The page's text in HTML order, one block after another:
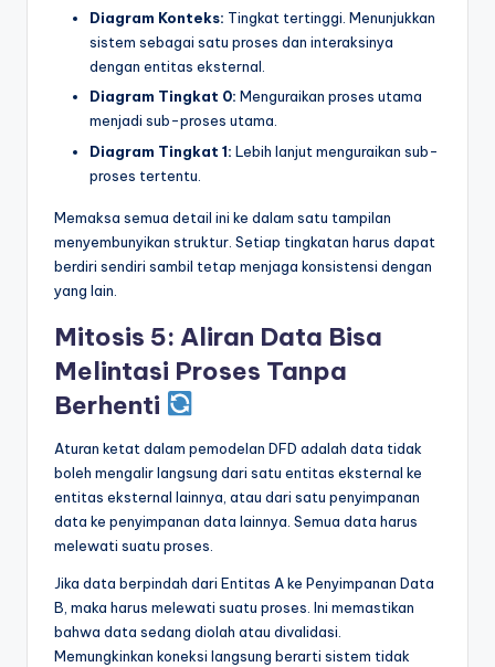
Diagram Konteks: Tingkat tertinggi. Menunjukkan
sistem sebagai satu proses dan interaksinya
dengan entitas eksternal.
Diagram Tingkat 0: Menguraikan proses utama
menjadi sub-proses utama.
Diagram Tingkat 1: Lebih lanjut menguraikan sub-
proses tertentu.
Memaksa semua detail ini ke dalam satu tampilan
menyembunyikan struktur. Setiap tingkatan harus dapat
berdiri sendiri sambil tetap menjaga konsistensi dengan
yang lain.
Mitosis 5: Aliran Data Bisa
Melintasi Proses Tanpa
Berhenti
Aturan ketat dalam pemodelan DFD adalah data tidak
boleh mengalir langsung dari satu entitas eksternal ke
entitas eksternal lainnya, atau dari satu penyimpanan
data ke penyimpanan data lainnya. Semua data harus
melewati suatu proses.
Jika data berpindah dari Entitas A ke Penyimpanan Data
B, maka harus melewati suatu proses. Ini memastikan
bahwa data sedang diolah atau divalidasi.
Memungkinkan koneksi langsung berarti sistem tidak